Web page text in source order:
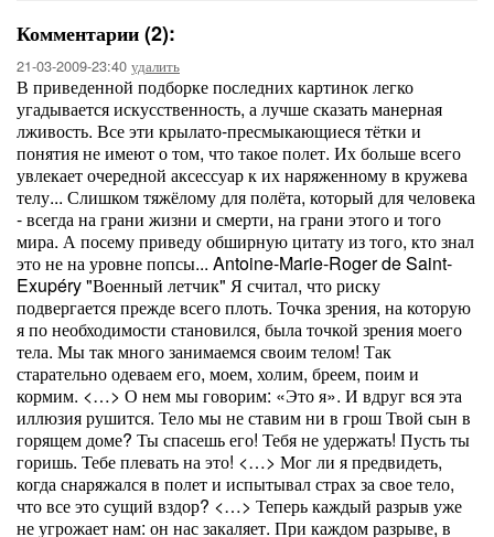
Комментарии (2):
21-03-2009-23:40 удалить
В приведенной подборке последних картинок легко
угадывается искусственность, а лучше сказать манерная
лживость. Все эти крылато-пресмыкающиеся тётки и
понятия не имеют о том, что такое полет. Их больше всего
увлекает очередной аксессуар к их наряженному в кружева
телу... Слишком тяжёлому для полёта, который для человека
- всегда на грани жизни и смерти, на грани этого и того
мира. А посему приведу обширную цитату из того, кто знал
это не на уровне попсы... Antoine-Marie-Roger de Saint-
Exupéry "Военный летчик" Я считал, что риску
подвергается прежде всего плоть. Точка зрения, на которую
я по необходимости становился, была точкой зрения моего
тела. Мы так много занимаемся своим телом! Так
старательно одеваем его, моем, холим, бреем, поим и
кормим. <…> О нем мы говорим: «Это я». И вдруг вся эта
иллюзия рушится. Тело мы не ставим ни в грош Твой сын в
горящем доме? Ты спасешь его! Тебя не удержать! Пусть ты
горишь. Тебе плевать на это! <…> Мог ли я предвидеть,
когда снаряжался в полет и испытывал страх за свое тело,
что все это сущий вздор? <…> Теперь каждый разрыв уже
не угрожает нам: он нас закаляет. При каждом разрыве, в